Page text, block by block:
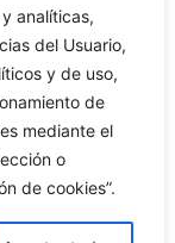
analíticas,
del Usuario,
y de uso,
de
mediante el
o
de cookies”.